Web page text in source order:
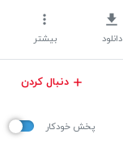
دانلود بیشتر
دنبال کردن
پخش خودکار